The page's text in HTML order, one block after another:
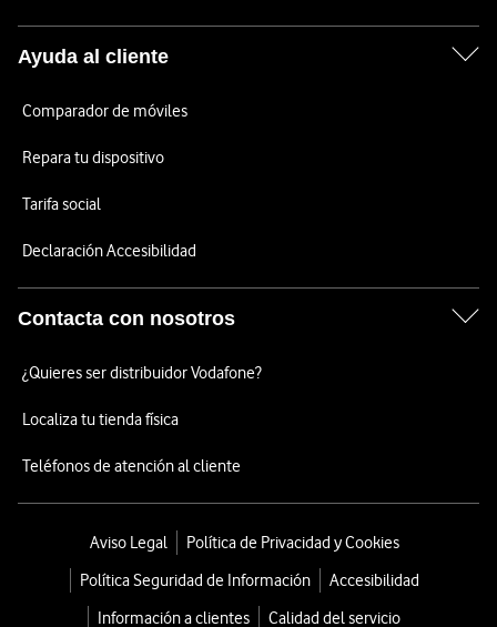
Ayuda al cliente
Comparador de móviles
Repara tu dispositivo
Tarifa social
Declaración Accesibilidad
Contacta con nosotros
¿Quieres ser distribuidor Vodafone?
Localiza tu tienda física
Teléfonos de atención al cliente
Aviso Legal
Política de Privacidad y Cookies
Política Seguridad de Información
Accesibilidad
Información a clientes
Calidad del servicio